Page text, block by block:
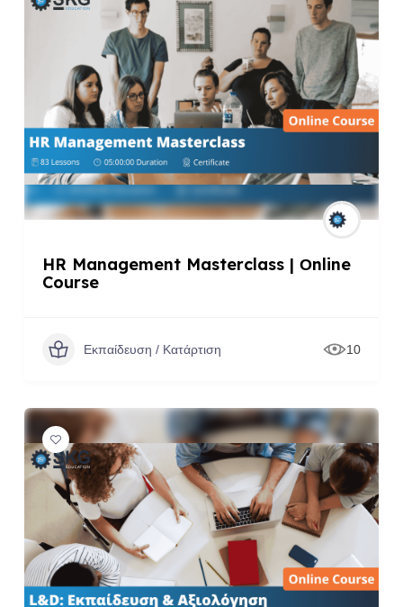
HR Management Masterclass | Οnline
Course
Εκπαίδευση / Κατάρτιση 10